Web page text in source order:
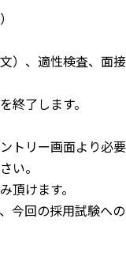
、適性検査、面接
します。
リー画面より必要
い。
けます。
の採用試験への